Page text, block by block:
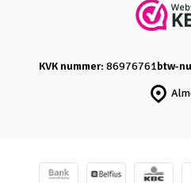
KVK nummer: 86976761btw-